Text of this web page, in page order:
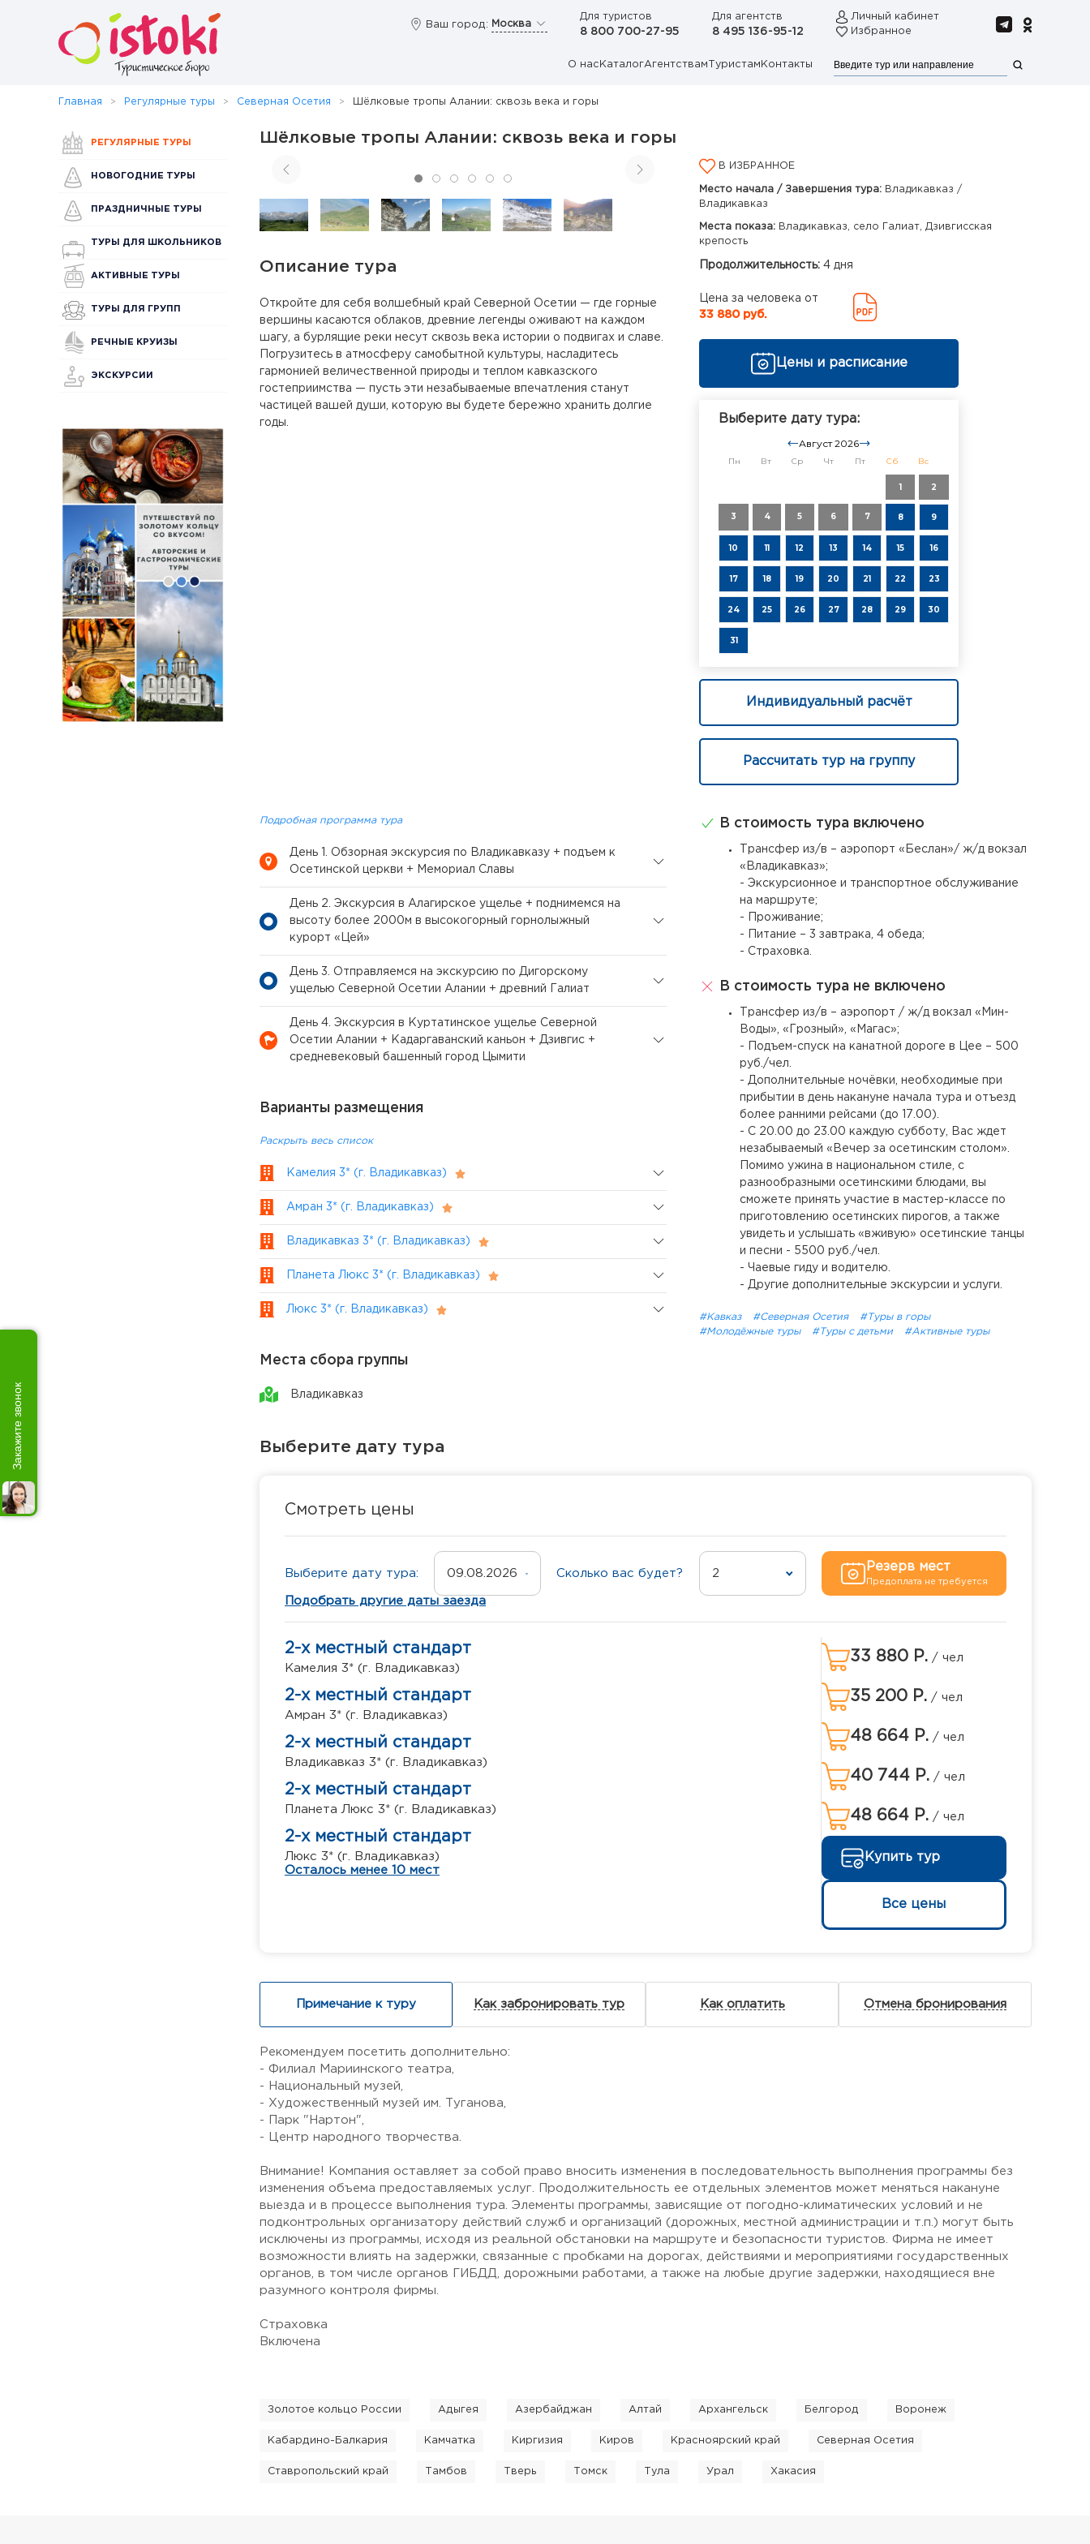
Ваш город: Москва
Для туристов
8 800 700-27-95
Для агентств
8 495 136-95-12
Личный кабинет
Избранное
О нас КаталогАгентствам Туристам Контакты
Главная Регулярные туры Северная Осетия Шёлковые тропы Алании: сквозь века и горы
Шёлковые тропы Алании: сквозь века и горы
Описание тура
Откройте для себя волшебный край Северной Осетии — где горные
вершины касаются облаков, древние легенды оживают на каждом
шагу, а бурлящие реки несут сквозь века истории о подвигах и славе.
Погрузитесь в атмосферу самобытной культуры, насладитесь
гармонией величественной природы и теплом кавказского
гостеприимства — пусть эти незабываемые впечатления станут
частицей вашей души, которую вы будете бережно хранить долгие
годы.
В ИЗБРАННОЕ
Место начала / Завершения тура: Владикавказ /
Владикавказ
Места показа: Владикавказ, село Галиат, Дзивгисская
крепость
Продолжительность: 4 дня
Цена за человека от
33 880 руб.
Цены и расписание
Выберите дату тура:
Август 2026
Пн Вт Ср Чт Пт Сб Вс
1 2
3 4 5 6 7 8 9
10 11 12 13 14 15 16
17 18 19 20 21 22 23
24 25 26 27 28 29 30
31
Индивидуальный расчёт
Рассчитать тур на группу
Подробная программа тура
День 1. Обзорная экскурсия по Владикавказу + подъем к
Осетинской церкви + Мемориал Славы
День 2. Экскурсия в Алагирское ущелье + поднимемся на
высоту более 2000м в высокогорный горнолыжный
курорт «Цей»
День 3. Отправляемся на экскурсию по Дигорскому
ущелью Северной Осетии Алании + древний Галиат
День 4. Экскурсия в Куртатинское ущелье Северной
Осетии Алании + Кадаргаванский каньон + Дзивгис +
средневековый башенный город Цымити
Варианты размещения
Раскрыть весь список
Камелия 3* (г. Владикавказ)
Амран 3* (г. Владикавказ)
Владикавказ 3* (г. Владикавказ)
Планета Люкс 3* (г. Владикавказ)
Люкс 3* (г. Владикавказ)
Места сбора группы
Владикавказ
В стоимость тура включено
Трансфер из/в – аэропорт «Беслан»/ ж/д вокзал
«Владикавказ»;
- Экскурсионное и транспортное обслуживание
на маршруте;
- Проживание;
- Питание – 3 завтрака, 4 обеда;
- Страховка.
В стоимость тура не включено
Трансфер из/в – аэропорт / ж/д вокзал «Мин-
Воды», «Грозный», «Магас»;
- Подъем-спуск на канатной дороге в Цее – 500
руб./чел.
- Дополнительные ночёвки, необходимые при
прибытии в день накануне начала тура и отъезд
более ранними рейсами (до 17.00).
- С 20.00 до 23.00 каждую субботу, Вас ждет
незабываемый «Вечер за осетинским столом».
Помимо ужина в национальном стиле, с
разнообразными осетинскими блюдами, вы
сможете принять участие в мастер-классе по
приготовлению осетинских пирогов, а также
увидеть и услышать «вживую» осетинские танцы
и песни - 5500 руб./чел.
- Чаевые гиду и водителю.
- Другие дополнительные экскурсии и услуги.
#Кавказ #Северная Осетия
#Туры в горы
#Молодёжные туры
#Туры с детьми #Активные туры
Выберите дату тура
Смотреть цены
Выберите дату тура: 09.08.2026 Сколько вас будет? 2
Резерв мест
Предоплата не требуется
Подобрать другие даты заезда
2-х местный стандарт
Камелия 3* (г. Владикавказ)
2-х местный стандарт
Амран 3* (г. Владикавказ)
2-х местный стандарт
Владикавказ 3* (г. Владикавказ)
2-х местный стандарт
Планета Люкс 3* (г. Владикавказ)
2-х местный стандарт
Люкс 3* (г. Владикавказ)
Осталось менее 10 мест
33 880 Р./ чел
35 200 Р./ чел
48 664 Р./ чел
40 744 Р./ чел
48 664 Р./ чел
Купить тур
Все цены
Примечание к туру Как забронировать тур Как оплатить Отмена бронирования
Рекомендуем посетить дополнительно:
- Филиал Мариинского театра,
- Национальный музей,
- Художественный музей им. Туганова,
- Парк "Нартон",
- Центр народного творчества.
Внимание! Компания оставляет за собой право вносить изменения в последовательность выполнения программы без
изменения объема предоставляемых услуг. Продолжительность ее отдельных элементов может меняться накануне
выезда и в процессе выполнения тура. Элементы программы, зависящие от погодно-климатических условий и не
подконтрольных организатору действий служб и организаций (дорожных, местной администрации и т.п.) могут быть
исключены из программы, исходя из реальной обстановки на маршруте и безопасности туристов. Фирма не имеет
возможности влиять на задержки, связанные с пробками на дорогах, действиями и мероприятиями государственных
органов, в том числе органов ГИБДД, дорожными работами, а также на любые другие задержки, находящиеся вне
разумного контроля фирмы.
Страховка
Включена
Золотое кольцо России Адыгея Азербайджан Алтай Архангельск Белгород Воронеж
Кабардино-Балкария Камчатка Киргизия Киров Красноярский край Северная Осетия
Ставропольский край Тамбов Тверь Томск Тула Урал Хакасия
РЕГУЛЯРНЫЕ ТУРЫ
НОВОГОДНИЕ ТУРЫ
ПРАЗДНИЧНЫЕ ТУРЫ
ТУРЫ ДЛЯ ШКОЛЬНИКОВ
АКТИВНЫЕ ТУРЫ
ТУРЫ ДЛЯ ГРУПП
РЕЧНЫЕ КРУИЗЫ
ЭКСКУРСИИ
Закажите звонок